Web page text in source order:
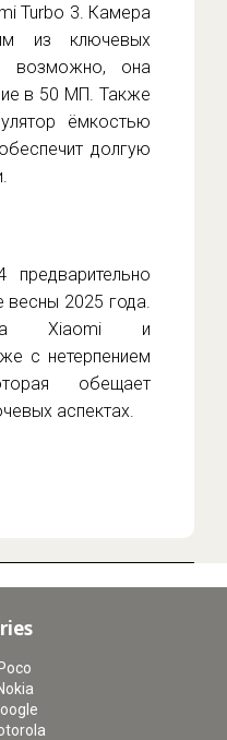
Turbo 3. Камера
из ключевых
возможно, она
в 50 МП. Также
ёмкостью
долгую
весны 2025 года.
Xiaomi и
с нетерпением
обещает
аспектах.